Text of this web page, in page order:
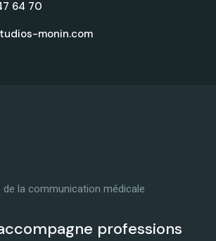
64 70
monin.com
la communication médicale
professions